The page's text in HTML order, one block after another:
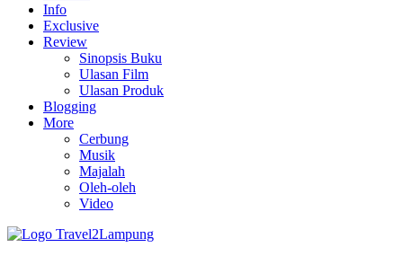
Info
Exclusive
Review
Sinopsis Buku
Ulasan Film
Ulasan Produk
Blogging
More
Cerbung
Musik
Majalah
Oleh-oleh
Video